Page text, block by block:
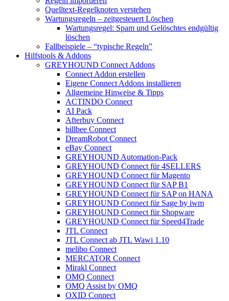
Quelltext-Regelknoten verstehen
Wartungsregeln – zeitgesteuert Löschen
Wartungsregel: Spam und Gelöschtes endgültig
löschen
Fallbeispiele – “typische Regeln”
Hilfstools & Addons
GREYHOUND Connect Addons
Connect Addon erstellen
Eigene Connect Addons installieren
Allgemeine Hinweise & Tipps
ACTINDO Connect
AI Pack
Afterbuy Connect
billbee Connect
DreamRobot Connect
eBay Connect
GREYHOUND Automation-Pack
GREYHOUND Connect für 4SELLERS
GREYHOUND Connect für Magento
GREYHOUND Connect für SAP B1
GREYHOUND Connect für SAP on HANA
GREYHOUND Connect für Sage by iwm
GREYHOUND Connect für Shopware
GREYHOUND Connect für Speed4Trade
JTL Connect
JTL Connect ab JTL Wawi 1.10
melibo Connect
MERCATOR Connect
Mirakl Connect
OMQ Connect
OMQ Assist by OMQ
OXID Connect